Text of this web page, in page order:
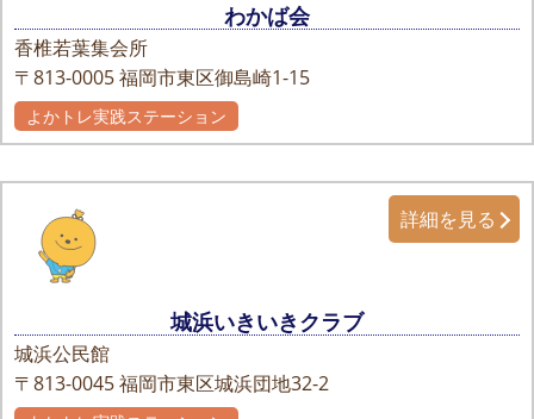
わかば会
香椎若葉集会所
〒813-0005福岡市東区御島崎1-15
よかトレ実践ステーション
城浜いきいきクラブ
城浜公民館
〒813-0045福岡市東区城浜団地32-2
詳細を見る